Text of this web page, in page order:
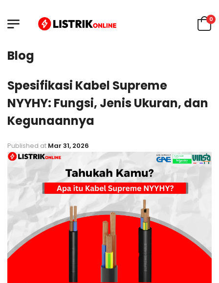
0
Blog
Spesifikasi Kabel Supreme
NYYHY: Fungsi, Jenis Ukuran, dan
Kegunaannya
Published at Mar 31, 2026